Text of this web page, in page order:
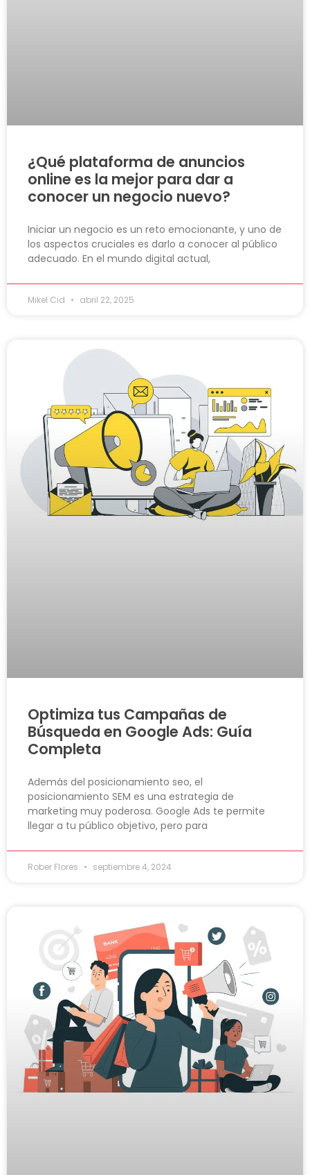
¿Qué plataforma de anuncios
online es la mejor para dar a
conocer un negocio nuevo?
Iniciar un negocio es un reto emocionante, y uno de
los aspectos cruciales es darlo a conocer al público
adecuado. En el mundo digital actual,
Mikel Cid abril 22, 2025
Optimiza tus Campañas de
Búsqueda en Google Ads: Guía
Completa
Además del posicionamiento seo, el
posicionamiento SEM es una estrategia de
marketing muy poderosa. Google Ads te permite
llegar a tu público objetivo, pero para
Rober Flores septiembre 4, 2024